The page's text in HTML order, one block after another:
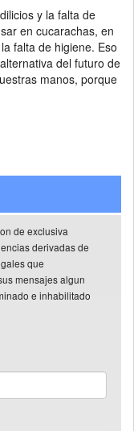
y la falta de
en cucarachas, en
falta de higiene. Eso
del futuro de
manos, porque
de exclusiva
derivadas de
que
mensajes algun
e inhabilitado